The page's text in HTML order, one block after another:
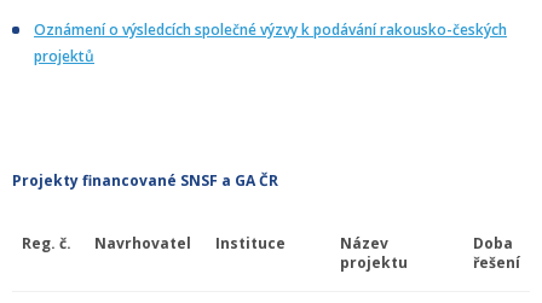
Oznámení o výsledcích společné výzvy k podávání rakousko-českých
projektů
Projekty financované SNSF a GA ČR
Reg. č. Navrhovatel Instituce
Název
projektu
Doba
řešení